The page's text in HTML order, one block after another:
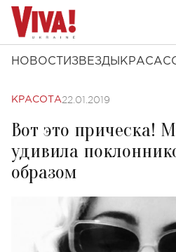
НОВОСТИ ЗВЕЗДЫ КРАСА
КРАСОТА22.01.2019
Вот это прическа!
удивила
образом